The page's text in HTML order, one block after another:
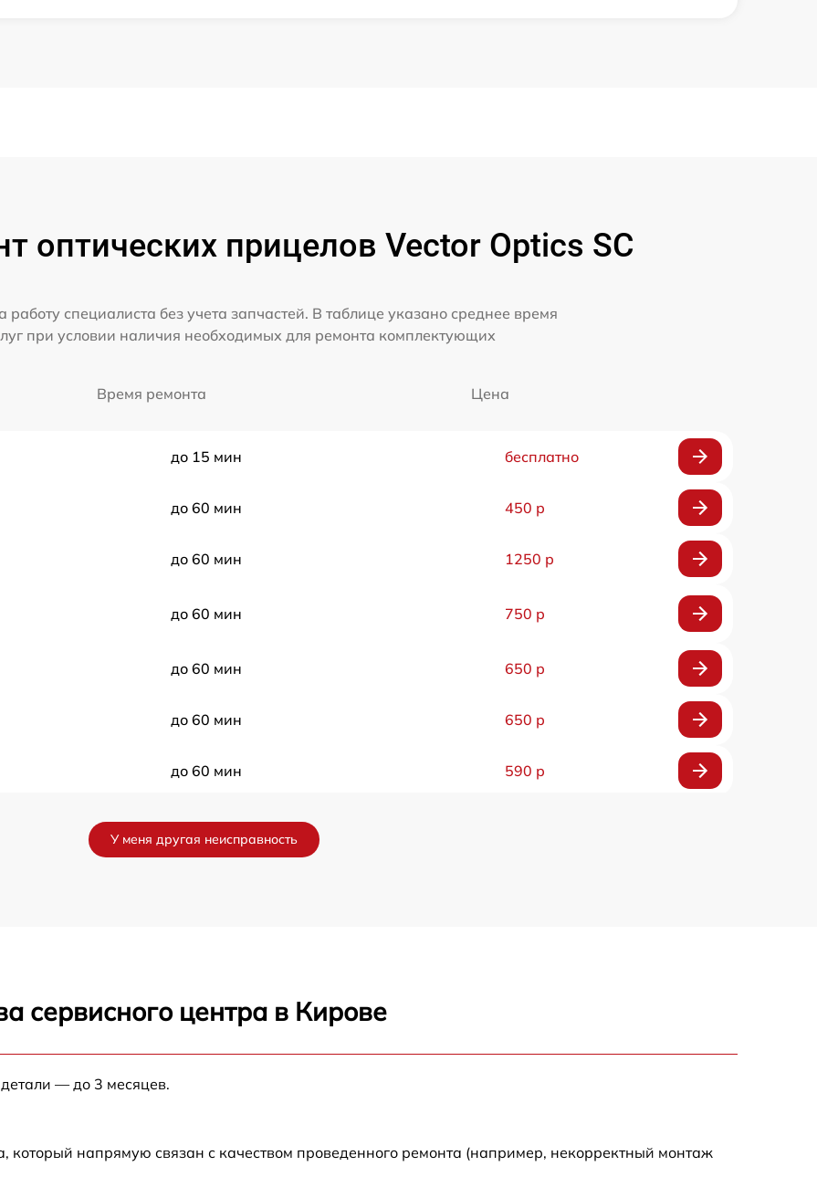
оптических прицелов Vector Optics SC
работу специалиста без учета запчастей. В таблице указано среднее время
при условии наличия необходимых для ремонта комплектующих
Время ремонта Цена
до 15 мин бесплатно
до 60 мин 450 р
до 60 мин 1250 р
до 60 мин 750 р
до 60 мин 650 р
до 60 мин 650 р
до 60 мин 590 р
до 60 мин
до 60 мин
У меня другая неисправность
сервисного центра в Кирове
— до 3 месяцев.
который напрямую связан с качеством проведенного ремонта (например, некорректный монтаж